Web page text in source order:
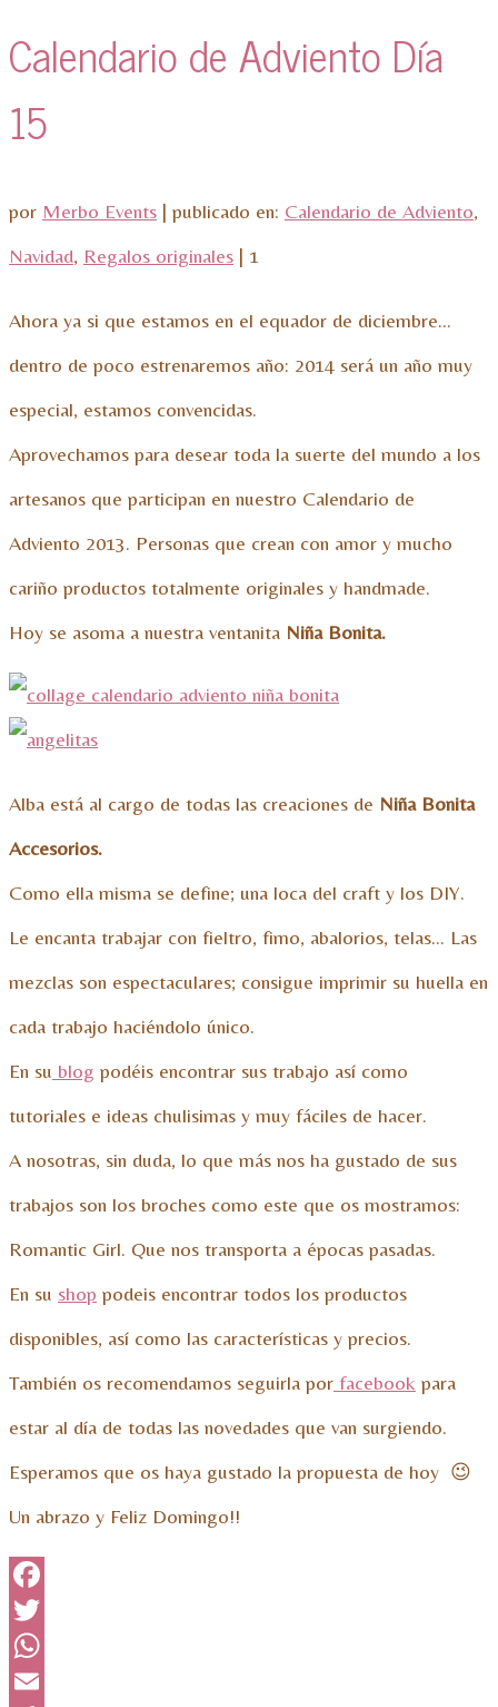
Calendario de Adviento Día
15
por Merbo Events | publicado en: Calendario de Adviento,
Navidad, Regalos originales | 1
Ahora ya si que estamos en el equador de diciembre…
dentro de poco estrenaremos año: 2014 será un año muy
especial, estamos convencidas.
Aprovechamos para desear toda la suerte del mundo a los
artesanos que participan en nuestro Calendario de
Adviento 2013. Personas que crean con amor y mucho
cariño productos totalmente originales y handmade.
Hoy se asoma a nuestra ventanita Niña Bonita.
Alba está al cargo de todas las creaciones de Niña Bonita
Accesorios.
Como ella misma se define; una loca del craft y los DIY.
Le encanta trabajar con fieltro, fimo, abalorios, telas… Las
mezclas son espectaculares; consigue imprimir su huella en
cada trabajo haciéndolo único.
En su blog podéis encontrar sus trabajo así como
tutoriales e ideas chulisimas y muy fáciles de hacer.
A nosotras, sin duda, lo que más nos ha gustado de sus
trabajos son los broches como este que os mostramos:
Romantic Girl. Que nos transporta a épocas pasadas.
En su shop podeis encontrar todos los productos
disponibles, así como las características y precios.
También os recomendamos seguirla por facebook para
estar al día de todas las novedades que van surgiendo.
Esperamos que os haya gustado la propuesta de hoy 😉
Un abrazo y Feliz Domingo!!
Facebook
Twitter
WhatsApp